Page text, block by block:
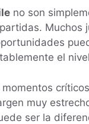
no son
el
muy
ser la